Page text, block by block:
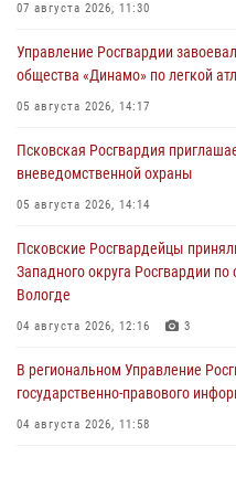
07 августа 2026, 11:30
Управление Росгвардии
общества «Динамо» по легкой
05 августа 2026, 14:17
Псковская Росгвардия
вневедомственной охраны
05 августа 2026, 14:14
Псковские Росгвардейцы
Западного округа Росгвардии
Вологде
04 августа 2026, 12:16 3
В региональном Управление
государственно-правового
04 августа 2026, 11:58